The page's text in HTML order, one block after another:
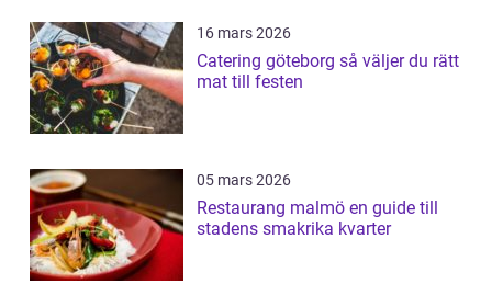
16 mars 2026
Catering göteborg så väljer du rätt
mat till festen
05 mars 2026
Restaurang malmö en guide till
stadens smakrika kvarter